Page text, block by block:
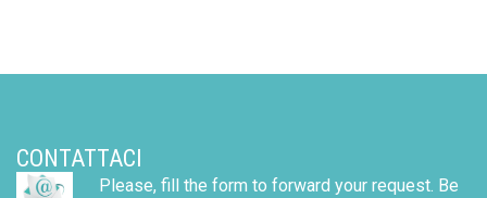
CONTATTACI
Please, fill the form to forward your request. Be